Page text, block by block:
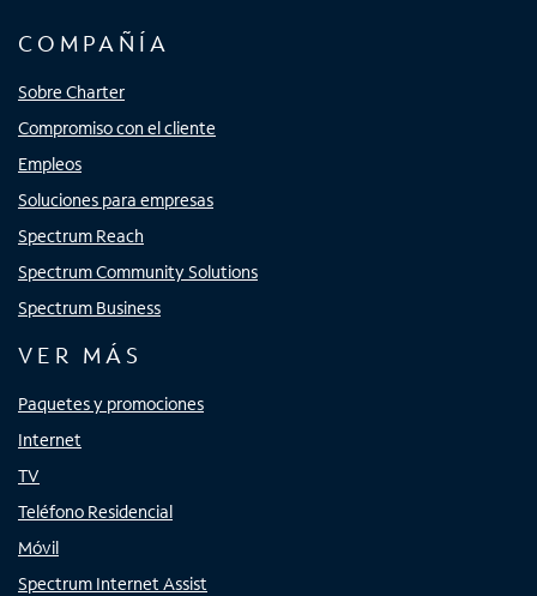
COMPAÑÍA
Sobre Charter
Compromiso con el cliente
Empleos
Soluciones para empresas
Spectrum Reach
Spectrum Community Solutions
Spectrum Business
VER MÁS
Paquetes y promociones
Internet
TV
Teléfono Residencial
Móvil
Spectrum Internet Assist